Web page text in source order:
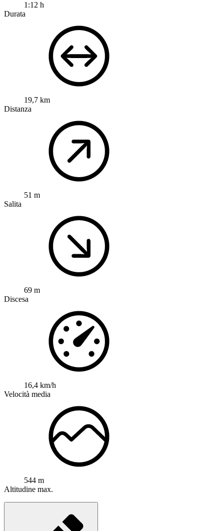
1:12 h
Durata
19,7 km
Distanza
51 m
Salita
69 m
Discesa
16,4 km/h
Velocità media
544 m
Altitudine max.